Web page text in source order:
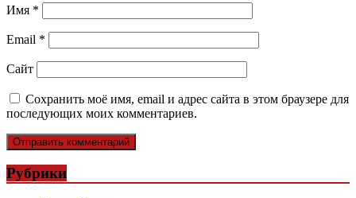
Имя *
Email *
Сайт
Сохранить моё имя, email и адрес сайта в этом браузере для
последующих моих комментариев.
Рубрики